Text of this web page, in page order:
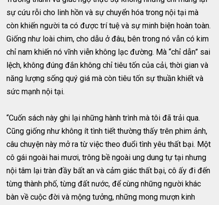
sự cứu rỗi cho linh hồn và sự chuyển hóa trong nội tại mà
còn khiến người ta có được trí tuệ và sự minh biện hoàn toàn.
Giống như loài chim, cho dẫu ở đâu, bên trong nó vẫn có kim
chỉ nam khiến nó vĩnh viễn không lạc đường. Mà “chỉ dẫn” sai
lệch, không đúng đắn không chỉ tiêu tốn của cải, thời gian và
năng lượng sống quý giá mà còn tiêu tốn sự thuần khiết và
sức mạnh nội tại.
“Cuốn sách này ghi lại những hành trình mà tôi đã trải qua.
Cũng giống như không ít tình tiết thường thấy trên phim ảnh,
câu chuyện này mở ra từ việc theo đuổi tình yêu thất bại. Một
cô gái ngoài hai mươi, trông bề ngoài ung dung tự tại nhưng
nội tâm lại tràn đầy bất an và cảm giác thất bại, cô ấy đi đến
từng thành phố, từng đất nước, để cùng những người khác
bàn về cuộc đời và mộng tưởng, những mong mượn kinh